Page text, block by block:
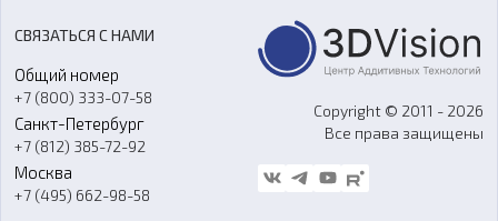
Оборудование и материалы для вакуумного литья
Аксессуары и прочее оборудование
Программное обеспечение
Ремонт и услуги
О компании
Контакты
Гос. закупки
Стать дилером
Блог
СВЯЗАТЬСЯ С НАМИ
Общий номер
+7 (800) 333-07-58
Санкт-Петербург
+7 (812) 385-72-92
Москва
+7 (495) 662-98-58
Copyright © 2011 - 2026
Все права защищены